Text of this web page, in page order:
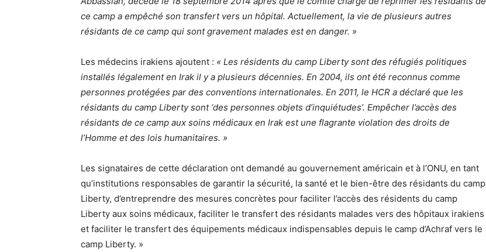
ce camp a empêché son transfert vers un hôpital. Actuellement, la vie de plusieurs autres
résidants de ce camp qui sont gravement malades est en danger. »
Les médecins irakiens ajoutent : « Les résidents du camp Liberty sont des réfugiés politiques
installés légalement en Irak il y a plusieurs décennies. En 2004, ils ont été reconnus comme
personnes protégées par des conventions internationales. En 2011, le HCR a déclaré que les
résidants du camp Liberty sont ‘des personnes objets d’inquiétudes’. Empêcher l’accès des
résidants de ce camp aux soins médicaux en Irak est une flagrante violation des droits de
l’Homme et des lois humanitaires. »
Les signataires de cette déclaration ont demandé au gouvernement américain et à l’ONU, en tant
qu’institutions responsables de garantir la sécurité, la santé et le bien-être des résidants du camp
Liberty, d’entreprendre des mesures concrètes pour faciliter l’accès des résidents du camp
Liberty aux soins médicaux, faciliter le transfert des résidants malades vers des hôpitaux irakiens
et faciliter le transfert des équipements médicaux indispensables depuis le camp d’Achraf vers le
camp Liberty. »